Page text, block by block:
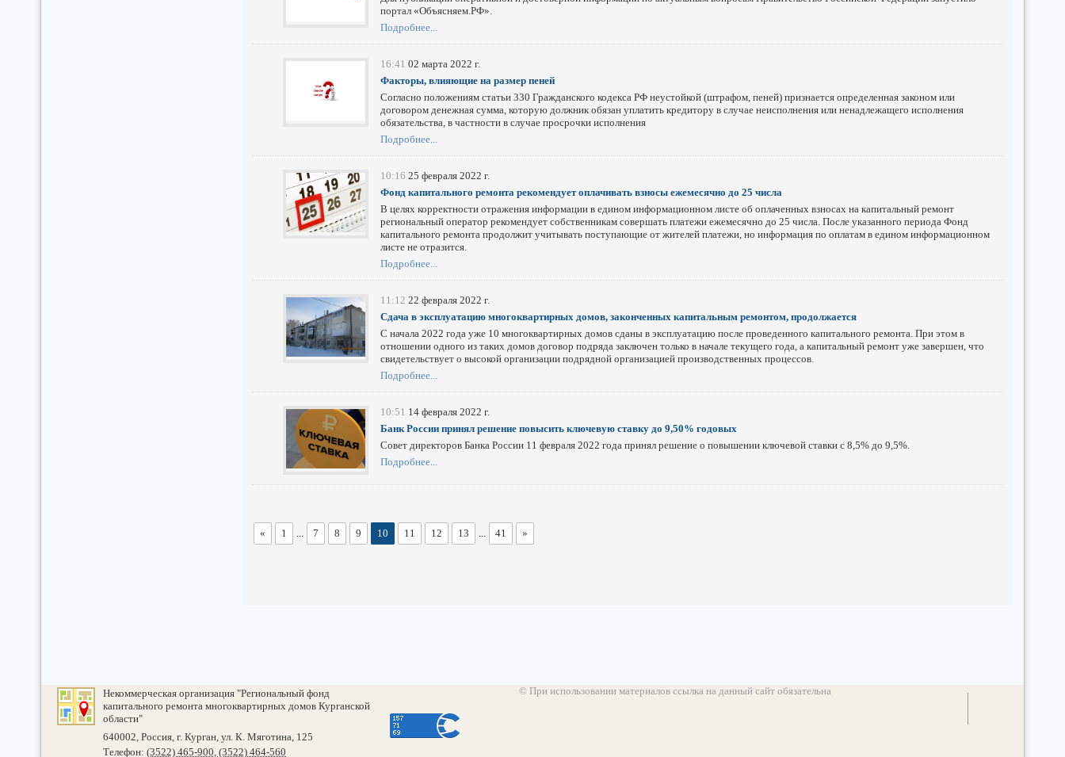
портал «Объясняем.РФ».
Подробнее...
16:41 02 марта 2022 г.
Факторы, влияющие на размер пеней
Согласно положениям статьи 330 Гражданского кодекса РФ неустойкой (штрафом, пеней) признается определенная законом или
договором денежная сумма, которую должник обязан уплатить кредитору в случае неисполнения или ненадлежащего исполнения
обязательства, в частности в случае просрочки исполнения
Подробнее...
10:16 25 февраля 2022 г.
Фонд капитального ремонта рекомендует оплачивать взносы ежемесячно до 25 числа
В целях корректности отражения информации в едином информационном листе об оплаченных взносах на капитальный ремонт
региональный оператор рекомендует собственникам совершать платежи ежемесячно до 25 числа. После указанного периода Фонд
капитального ремонта продолжит учитывать поступающие от жителей платежи, но информация по оплатам в едином информационном
листе не отразится.
Подробнее...
11:12 22 февраля 2022 г.
Сдача в эксплуатацию многоквартирных домов, законченных капитальным ремонтом, продолжается
С начала 2022 года уже 10 многоквартирных домов сданы в эксплуатацию после проведенного капитального ремонта. При этом в
отношении одного из таких домов договор подряда заключен только в начале текущего года, а капитальный ремонт уже завершен, что
свидетельствует о высокой организации подрядной организацией производственных процессов.
Подробнее...
10:51 14 февраля 2022 г.
Банк России принял решение повысить ключевую ставку до 9,50% годовых
Совет директоров Банка России 11 февраля 2022 года принял решение о повышении ключевой ставки с 8,5% до 9,5%.
Подробнее...
« 1 ... 7 8 9 10 11 12 13 ... 41 »
Некоммерческая организация "Региональный фонд
капитального ремонта многоквартирных домов Курганской
области"
640002, Россия, г. Курган, ул. К. Мяготина, 125
Телефон: (3522) 465-900, (3522) 464-560
© При использовании материалов ссылка на данный сайт обязательна